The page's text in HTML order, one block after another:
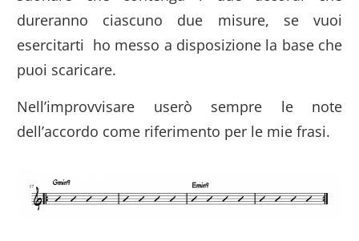
dureranno ciascuno due misure, se vuoi
esercitarti ho messo a disposizione la base che
puoi scaricare.
Nell’improvvisare userò sempre le note
dell’accordo come riferimento per le mie frasi.